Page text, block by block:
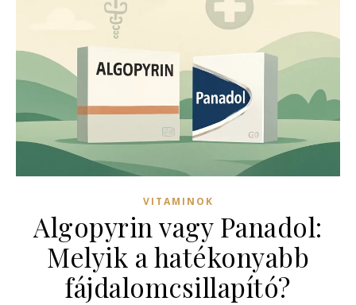
VITAMINOK
Algopyrin vagy Panadol:
Melyik a hatékonyabb
fájdalomcsillapító?